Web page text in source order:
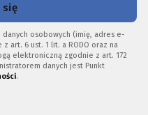
się
osobowych (imię, adres e-
art. 6 ust. 1 lit. a RODO oraz na
elektroniczną zgodnie z art. 172
danych jest Punkt
.